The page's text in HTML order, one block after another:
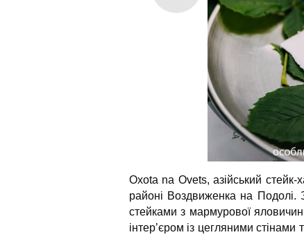
Oxota na Ovets, азійський
районі Воздвиженка на Подолі.
стейками з мармурової
інтер’єром із цегляними